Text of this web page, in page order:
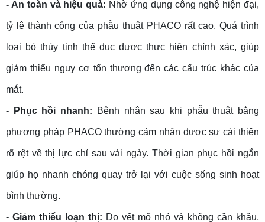
- An toàn và hiệu quả: Nhờ ứng dụng công nghệ hiện đại,
tỷ lệ thành công của phẫu thuật PHACO rất cao. Quá trình
loại bỏ thủy tinh thể đục được thực hiện chính xác, giúp
giảm thiểu nguy cơ tổn thương đến các cấu trúc khác của
mắt.
- Phục hồi nhanh: Bệnh nhân sau khi phẫu thuật bằng
phương pháp PHACO thường cảm nhận được sự cải thiện
rõ rệt về thị lực chỉ sau vài ngày. Thời gian phục hồi ngắn
giúp họ nhanh chóng quay trở lại với cuộc sống sinh hoạt
bình thường.
- Giảm thiểu loạn thị: Do vết mổ nhỏ và không cần khâu,